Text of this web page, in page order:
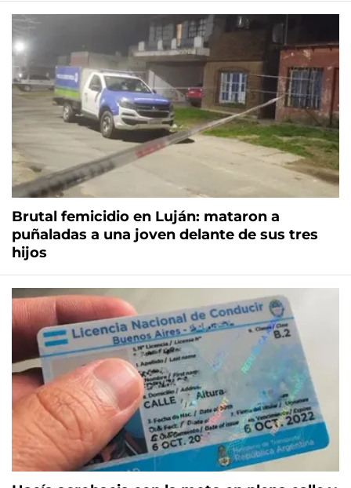
Brutal femicidio en Luján: mataron a
puñaladas a una joven delante de sus tres
hijos